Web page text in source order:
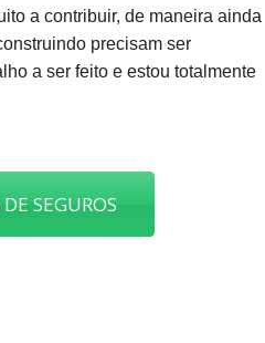
a contribuir, de maneira ainda
precisam ser
a ser feito e estou totalmente
SEGUROS